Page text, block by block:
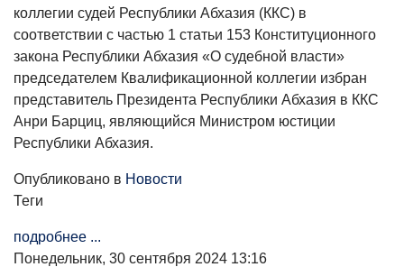
коллегии судей Республики Абхазия (ККС) в
соответствии с частью 1 статьи 153 Конституционного
закона Республики Абхазия «О судебной власти»
председателем Квалификационной коллегии избран
представитель Президента Республики Абхазия в ККС
Анри Барциц, являющийся Министром юстиции
Республики Абхазия.
Опубликовано в Новости
Теги
подробнее ...
Понедельник, 30 сентября 2024 13:16